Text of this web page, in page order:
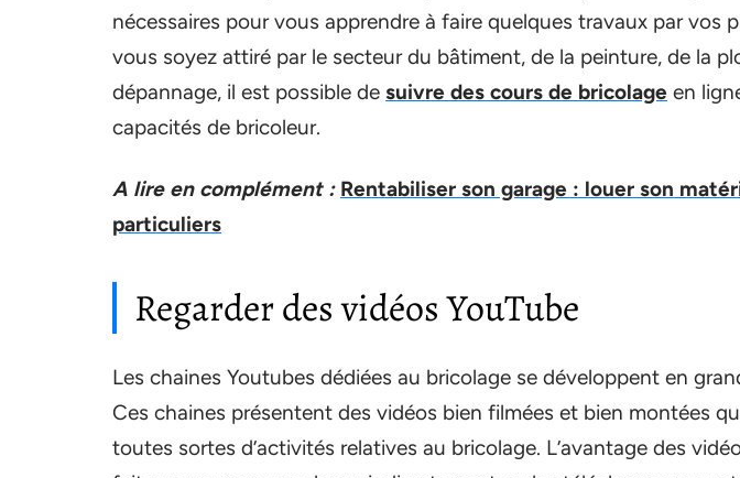
nécessaires pour vous apprendre à faire quelques travaux par vos
vous soyez attiré par le secteur du bâtiment, de la peinture, de la
dépannage, il est possible de suivre des cours de bricolage en
capacités de bricoleur.
A lire en complément : Rentabiliser son garage : louer son
particuliers
Regarder des vidéos YouTube
Les chaines Youtubes dédiées au bricolage se développent en
Ces chaines présentent des vidéos bien filmées et bien montées
toutes sortes d’activités relatives au bricolage. L’avantage des